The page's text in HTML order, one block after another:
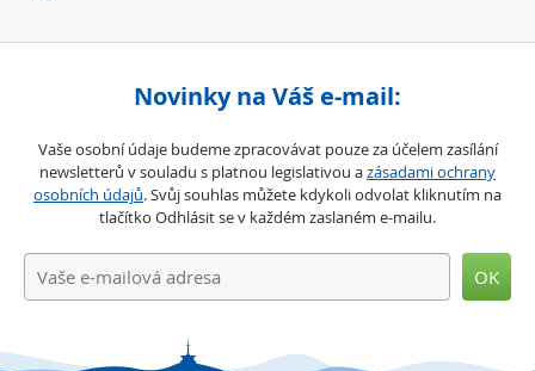
Novinky na Váš e-mail:
Vaše osobní údaje budeme zpracovávat pouze za účelem zasílání
newsletterů v souladu s platnou legislativou azásadami ochrany
osobních údajů. Svůj souhlas můžete kdykoli odvolat kliknutím na
tlačítko Odhlásit se v každém zaslaném e-mailu.
OK